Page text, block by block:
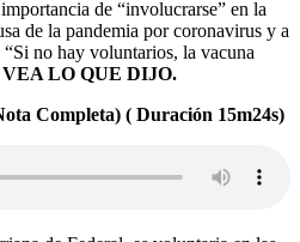
de “involucrarse” en la
de la pandemia por coronavirus y a
no hay voluntarios, la vacuna
LO QUE DIJO.
Completa) ( Duración 15m24s)